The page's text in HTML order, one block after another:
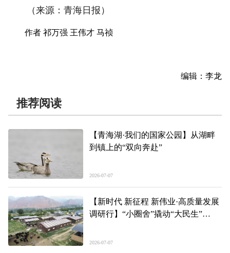
（来源：青海日报）
作者 祁万强 王伟才 马祯
编辑：李龙
推荐阅读
【青海湖·我们的国家公园】从湖畔
到镇上的“双向奔赴”
2026-07-07
【新时代 新征程 新伟业·高质量发展
调研行】“小圈舍”撬动“大民生”
置补贴观察
2026-07-07